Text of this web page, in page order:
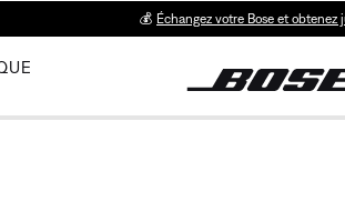
💰 Échangez votre Bose et obtenez